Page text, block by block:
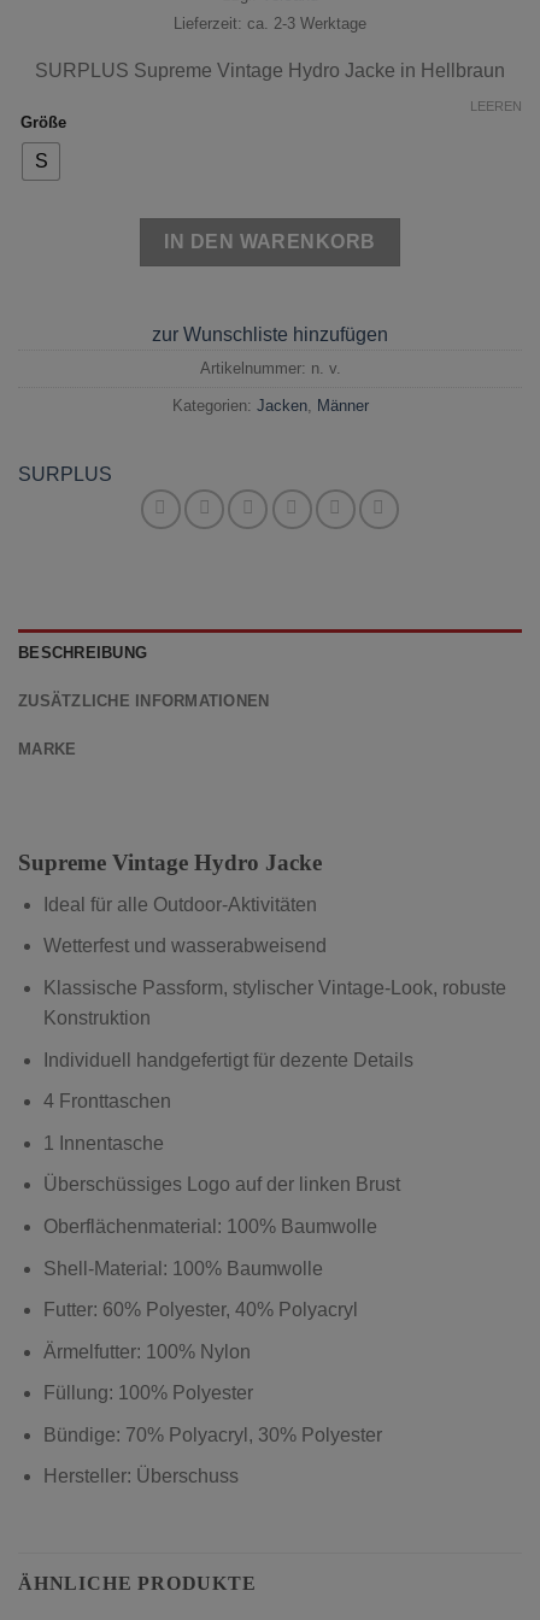
Lieferzeit: ca. 2-3 Werktage
SURPLUS Supreme Vintage Hydro Jacke in Hellbraun
Größe
S
LEEREN
IN DEN WARENKORB
zur Wunschliste hinzufügen
Artikelnummer: n. v.
Kategorien: Jacken, Männer
SURPLUS
BESCHREIBUNG
ZUSÄTZLICHE INFORMATIONEN
MARKE
Supreme Vintage Hydro Jacke
Ideal für alle Outdoor-Aktivitäten
Wetterfest und wasserabweisend
Klassische Passform, stylischer Vintage-Look, robuste
Konstruktion
Individuell handgefertigt für dezente Details
4 Fronttaschen
1 Innentasche
Überschüssiges Logo auf der linken Brust
Oberflächenmaterial: 100% Baumwolle
Shell-Material: 100% Baumwolle
Futter: 60% Polyester, 40% Polyacryl
Ärmelfutter: 100% Nylon
Füllung: 100% Polyester
Bündige: 70% Polyacryl, 30% Polyester
Hersteller: Überschuss
ÄHNLICHE PRODUKTE